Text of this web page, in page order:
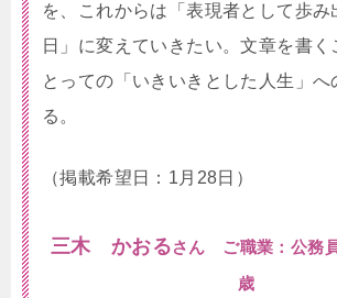
を、これからは「表現者として歩み
日」に変えていきたい。文章を書く
とっての「いきいきとした人生」へ
る。
（掲載希望日：1月28日）
三木 かおるさん ご職業：公務
歳